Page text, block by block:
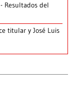
Resultados del
titular y José Luis